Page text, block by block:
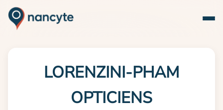
LORENZINI-PHAM
OPTICIENS